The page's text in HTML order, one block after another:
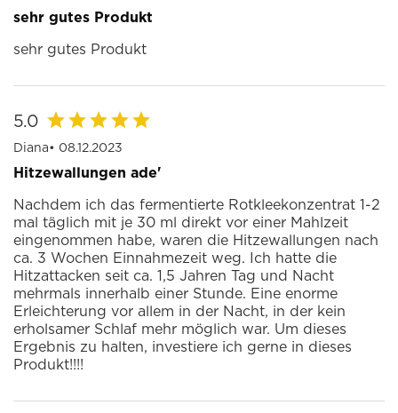
sehr gutes Produkt
sehr gutes Produkt
5.0
Diana• 08.12.2023
Hitzewallungen ade'
Nachdem ich das fermentierte Rotkleekonzentrat 1-2
mal täglich mit je 30 ml direkt vor einer Mahlzeit
eingenommen habe, waren die Hitzewallungen nach
ca. 3 Wochen Einnahmezeit weg. Ich hatte die
Hitzattacken seit ca. 1,5 Jahren Tag und Nacht
mehrmals innerhalb einer Stunde. Eine enorme
Erleichterung vor allem in der Nacht, in der kein
erholsamer Schlaf mehr möglich war. Um dieses
Ergebnis zu halten, investiere ich gerne in dieses
Produkt!!!!